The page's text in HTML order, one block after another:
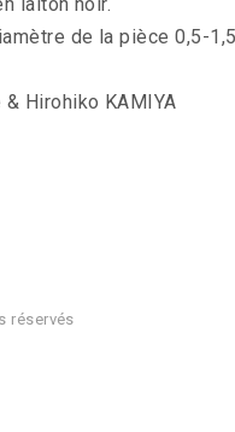
de la pièce 0,5-
& Hirohiko KAMIYA
réservés